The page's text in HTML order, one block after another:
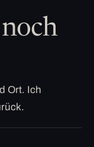
Ort. Ich